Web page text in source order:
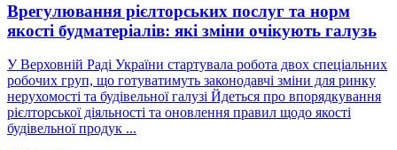
Врегулювання рієлторських послуг та норм
якості будматеріалів: які зміни очікують галузь
У Верховній Раді України стартувала робота двох спеціальних
робочих груп, що готуватимуть законодавчі зміни для ринку
нерухомості та будівельної галузі Йдеться про впорядкування
рієлторської діяльності та оновлення правил щодо якості
будівельної продук ...